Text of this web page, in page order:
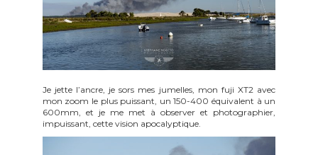
Je jette l’ancre, je sors mes jumelles, mon fuji XT2 avec
mon zoom le plus puissant, un 150-400 équivalent à un
600mm, et je me met à observer et photographier,
impuissant, cette vision apocalyptique.